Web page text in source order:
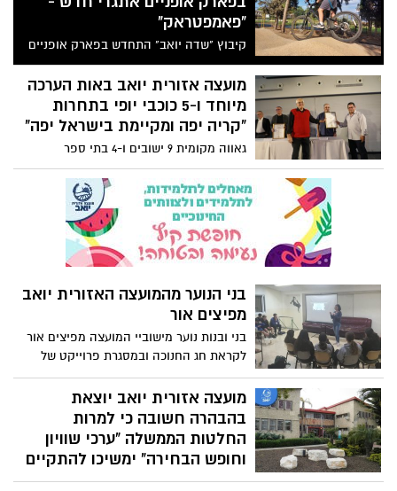
"פאמפטראק"
קיבוץ "שדה יואב" התחדש בפארק אופניים
אתגרי חדש - "פאמפטראק", שנבנה בחורשה
במרכז הקיבוץ על ידי כוחות פנימיים וחברים
וחברות ובני נוער מהקיבוץ.
מועצה אזורית יואב באות הערכה
מיוחד ו-5 כוכבי יופי בתחרות
"קריה יפה ומקיימת בישראל יפה"
גאווה מקומית 9 ישובים ו-4 בתי ספר
מהמועצה האזורית יואב קיבלו 5 כוכבי יופי
בתחרות, בטקס חגיגי שנערך ביום שלישי
13.12.22 בבית המועצה לישראל יפה, זכתה
המועצה האזורית יואב באות הערכה מיוחד
על צירופם של 10 מוסדות וישובים במועצה
לתחרות "קריה יפה ומקיימת בישראל יפה"
והסביבה ברשות המקומית.
בני הנוער מהמועצה האזורית יואב
מפיצים אור
בני ובנות נוער מישוביי המועצה מפיצים אור
לקראת חג החנוכה ובמסגרת פרוייקט של
מחלקת הילדים והנוער במרכז הקהילתי יואב
מוכרים מארזי נרות לחג כתרומה לעמותת עדי
- למען ילדי הדושן.
מועצה אזורית יואב יוצאת
בהבהרה חשובה כי למרות
החלטות הממשלה "ערכי שוויון
וחופש הבחירה" ימשיכו להתקיים
בכל מוסדות החינוך